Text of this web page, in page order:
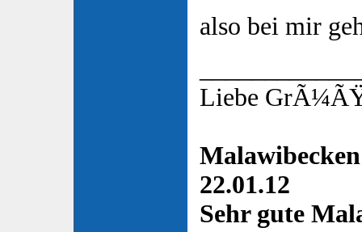
also bei mir
Liebe
22.01.12
Sehr gute